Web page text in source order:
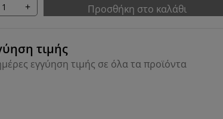
+ Προσθήκη στο καλάθι
τιμής
εγγύηση τιμής σε όλα τα προϊόντα